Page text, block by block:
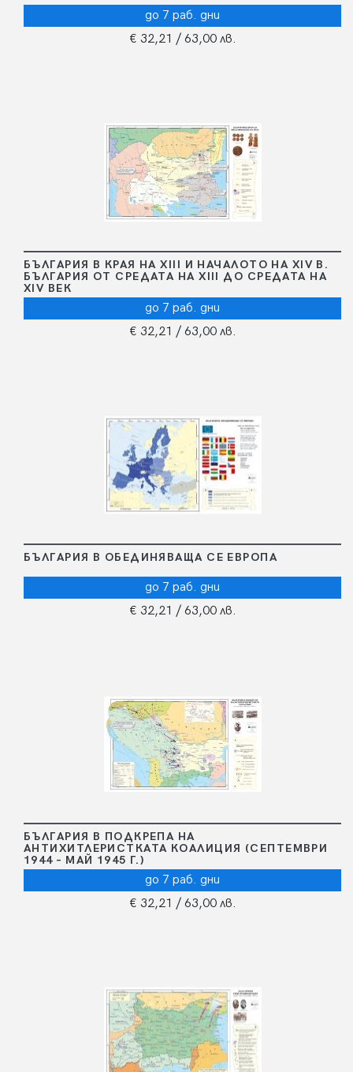
до 7 раб. дни
€ 32,21 / 63,00 лв.
БЪЛГАРИЯ В КРАЯ НА ХІІІ И НАЧАЛОТО НА ХІV В.
БЪЛГАРИЯ ОТ СРЕДАТА НА XIII ДО СРЕДАТА НА
XIV ВЕК
до 7 раб. дни
€ 32,21 / 63,00 лв.
БЪЛГАРИЯ В ОБЕДИНЯВАЩА СЕ ЕВРОПА
до 7 раб. дни
€ 32,21 / 63,00 лв.
БЪЛГАРИЯ В ПОДКРЕПА НА
АНТИХИТЛЕРИСТКАТА КОАЛИЦИЯ (СЕПТЕМВРИ
1944 – МАЙ 1945 Г.)
до 7 раб. дни
€ 32,21 / 63,00 лв.